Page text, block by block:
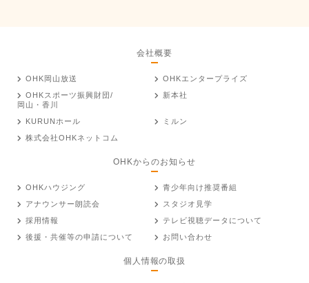
会社概要
OHK岡山放送
OHKエンタープライズ
OHKスポーツ振興財団/
岡山・香川
新本社
KURUNホール
ミルン
株式会社OHKネットコム
OHKからのお知らせ
OHKハウジング
青少年向け推奨番組
アナウンサー朗読会
スタジオ見学
採用情報
テレビ視聴データについて
後援・共催等の申請について
お問い合わせ
個人情報の取扱